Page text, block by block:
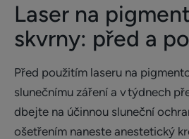
Laser na
skvrny: před a po
Před použitím laseru na
slunečnímu záření a v týdnech
dbejte na účinnou sluneční
ošetřením naneste anestetický